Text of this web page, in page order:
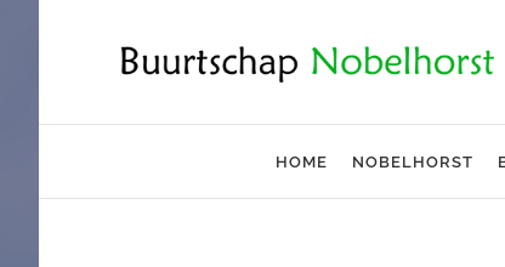
HOME NOBELHORST